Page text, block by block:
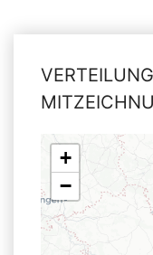
+
−